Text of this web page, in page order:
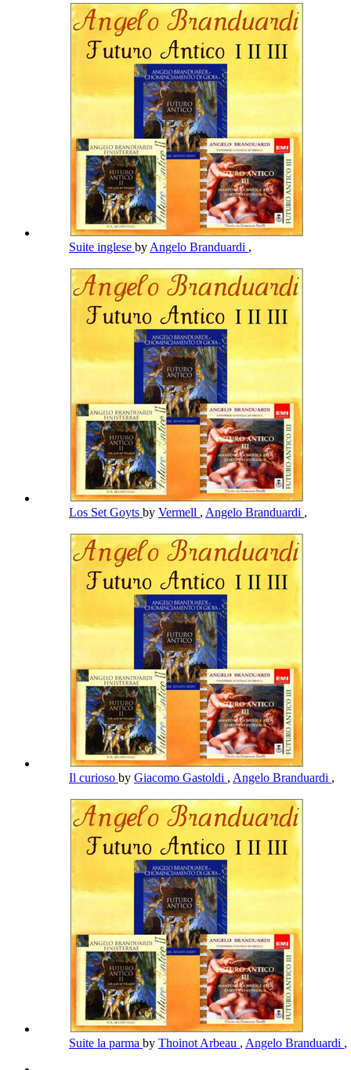
Suite inglese by Angelo Branduardi ,
Los Set Goyts by Vermell , Angelo Branduardi ,
Il curioso by Giacomo Gastoldi , Angelo Branduardi ,
Suite la parma by Thoinot Arbeau , Angelo Branduardi ,